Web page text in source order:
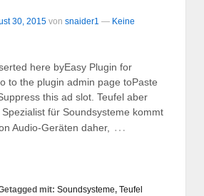
30, 2015 von snaider1 — Keine
here byEasy Plugin for
to the plugin admin page toPaste
this ad slot. Teufel aber
für Soundsysteme kommt
Audio-Geräten daher, …
mit: Soundsysteme, Teufel